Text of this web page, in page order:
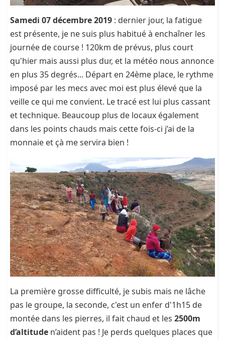
Samedi 07 décembre 2019 : dernier jour, la fatigue
est présente, je ne suis plus habitué à enchaîner les
journée de course ! 120km de prévus, plus court
qu'hier mais aussi plus dur, et la météo nous annonce
en plus 35 degrés... Départ en 24ème place, le rythme
imposé par les mecs avec moi est plus élevé que la
veille ce qui me convient. Le tracé est lui plus cassant
et technique. Beaucoup plus de locaux également
dans les points chauds mais cette fois-ci j’ai de la
monnaie et çà me servira bien !
La première grosse difficulté, je subis mais ne lâche
pas le groupe, la seconde, c'est un enfer d'1h15 de
montée dans les pierres, il fait chaud et les 2500m
d’altitude n’aident pas ! Je perds quelques places que